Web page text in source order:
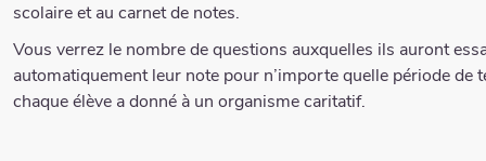
scolaire et au carnet de notes.
Vous verrez le nombre de questions auxquelles ils auront
automatiquement leur note pour n’importe quelle période
chaque élève a donné à un organisme caritatif.